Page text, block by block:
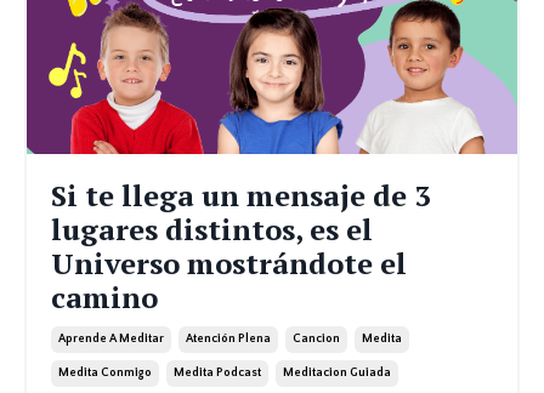
Si te llega un mensaje de 3
lugares distintos, es el
Universo mostrándote el
camino
Aprende A Meditar Atención Plena Cancion Medita
Medita Conmigo Medita Podcast Meditacion Guiada